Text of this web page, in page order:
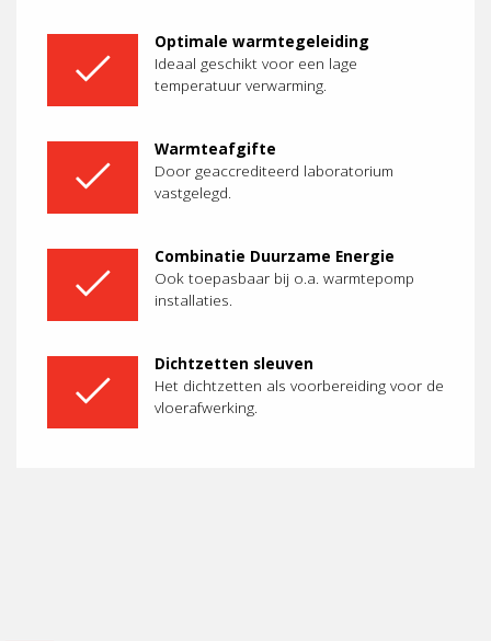
Optimale warmtegeleiding
Ideaal geschikt voor een lage
temperatuur verwarming.
Warmteafgifte
Door geaccrediteerd laboratorium
vastgelegd.
Combinatie Duurzame Energie
Ook toepasbaar bij o.a. warmtepomp
installaties.
Dichtzetten sleuven
Het dichtzetten als voorbereiding voor de
vloerafwerking.